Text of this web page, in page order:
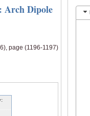
Arch Dipole
page (1196-1197)